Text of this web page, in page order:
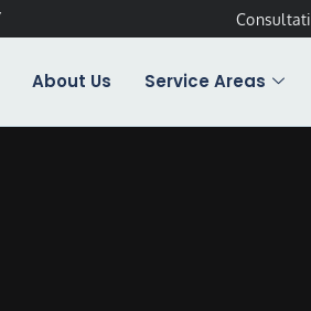
About Us Service Areas